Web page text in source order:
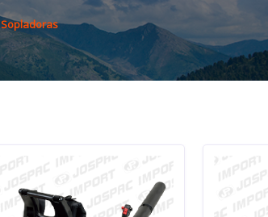
Sopladoras